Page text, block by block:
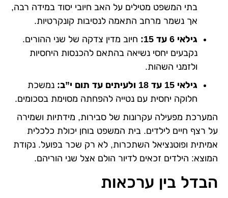
בתי המשפט מטילים על האב חיובי יסוד במידה רבה,
אך נשמר מרחב התאמה לנסיבות קונקרטיות.
גילאי 6 עד 15:
חיוב מדין צדקה של שני ההורים.
נקבעים יחסי נשיאה בהתאם להכנסות היחסיות
ולזמני השהות.
גילאי 15 עד 18 ולעיתים עד תום י”ב:
נמשכת
חלוקה יחסית עם נטייה להפחתה מסוימת בסכומים.
המערכת מפעילה עקרונות של סבירות, מידתיות ושמירה
על רצף חיים לילדים. בית המשפט בוחן יכולת כלכלית
אמיתית ופוטנציאל השתכרות, לא רק שכר בפועל. נקודת
המוצא: הילדים זכאים לדיור הולם אצל שני הוריהם.
הבדל בין ערכאות